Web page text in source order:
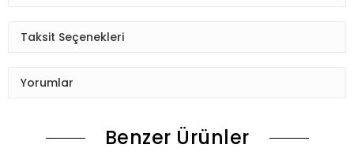
Taksit Seçenekleri
Yorumlar
Benzer Ürünler